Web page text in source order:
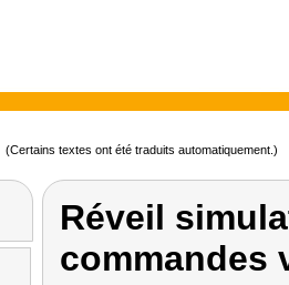
(Certains textes ont été traduits automatiquement.)
Réveil
commandes